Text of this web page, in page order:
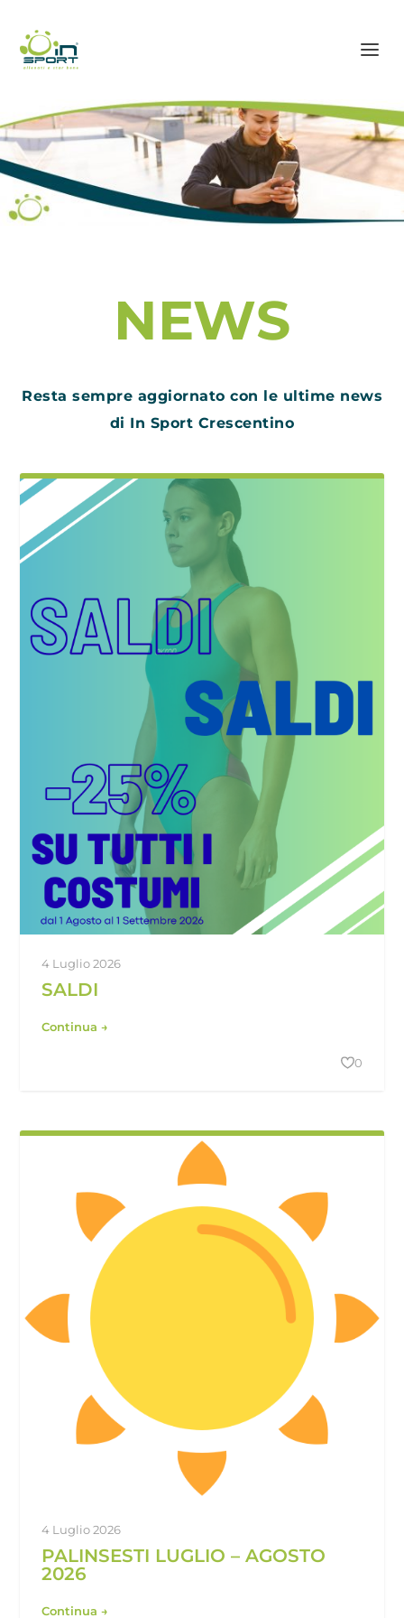
NEWS
Resta sempre aggiornato con le ultime news
di In Sport Crescentino
4 Luglio 2026
SALDI
Continua →
0
4 Luglio 2026
PALINSESTI LUGLIO – AGOSTO
2026
Continua →